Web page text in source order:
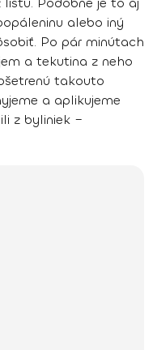
alebo iný
Po pár minútach
a tekutina z neho
takouto
a aplikujeme
z byliniek –